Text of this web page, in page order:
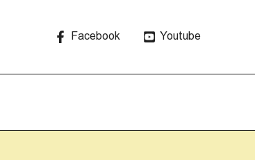
Facebook Youtube